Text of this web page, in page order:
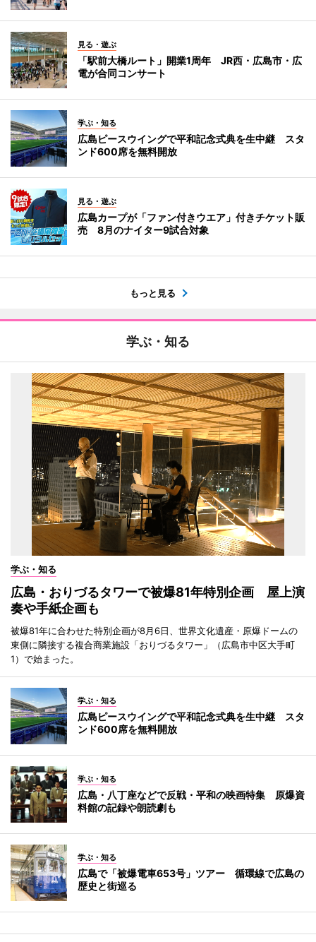
見る・遊ぶ
「駅前大橋ルート」開業1周年 JR西・広島市・広
電が合同コンサート
学ぶ・知る
広島ピースウイングで平和記念式典を生中継 スタ
ンド600席を無料開放
見る・遊ぶ
広島カープが「ファン付きウエア」付きチケット販
売 8月のナイター9試合対象
もっと見る
学ぶ・知る
学ぶ・知る
広島・おりづるタワーで被爆81年特別企画 屋上演
奏や手紙企画も
被爆81年に合わせた特別企画が8月6日、世界文化遺産・原爆ドームの
東側に隣接する複合商業施設「おりづるタワー」（広島市中区大手町
1）で始まった。
学ぶ・知る
広島ピースウイングで平和記念式典を生中継 スタ
ンド600席を無料開放
学ぶ・知る
広島・八丁座などで反戦・平和の映画特集 原爆資
料館の記録や朗読劇も
学ぶ・知る
広島で「被爆電車653号」ツアー 循環線で広島の
歴史と街巡る